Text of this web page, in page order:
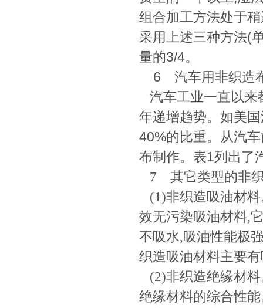
组合加工方法处于
采用上述三种方法(
量的3/4。
6 汽车用非织造
汽车工业一直以来
年递增趋势。如美
40%的比重。从汽
布制作。表1列出了
7 其它类型的非
(1)非织造吸油材
效无污染吸油材料,
不吸水,吸油性能极
织造吸油材料主要
(2)非织造绝缘材
绝缘材料的综合性